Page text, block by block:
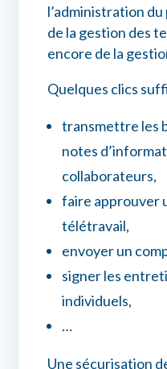
l’administration
de la gestion des
encore de la
Quelques clics
transmettre les
notes
collaborateurs,
faire approuver
télétravail,
envoyer un
signer les
individuels,
…
Une sécurisation